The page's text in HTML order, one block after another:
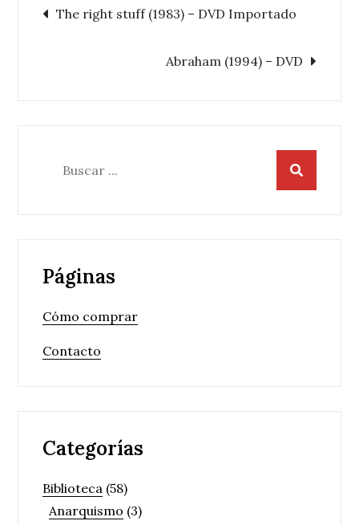
Navegación
The right stuff (1983) – DVD Importado
Abraham (1994) – DVD
Páginas
Cómo comprar
Contacto
Categorías
Biblioteca (58)
Anarquismo (3)